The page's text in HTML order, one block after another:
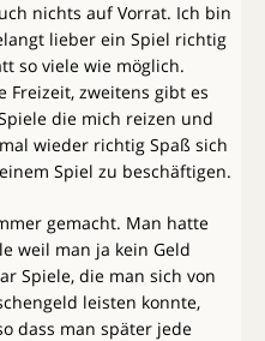
nichts auf Vorrat. Ich bin
lieber ein Spiel richtig
so viele wie möglich.
Freizeit, zweitens gibt es
die mich reizen und
wieder richtig Spaß sich
Spiel zu beschäftigen.
gemacht. Man hatte
weil man ja kein Geld
Spiele, die man sich von
leisten konnte,
dass man später jede